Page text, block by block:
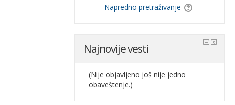
Napredno pretraživanje
Najnovije vesti
(Nije objavljeno još nije jedno
obaveštenje.)